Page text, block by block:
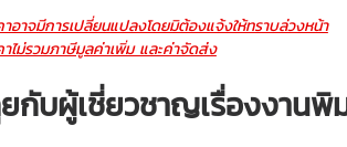
าอาจมีการเปลี่ยนแปลงโดยมิต้องแจ้งให้ทราบล่วงหน้า
าไม่รวมภาษีมูลค่าเพิ่ม และค่าจัดส่ง
บผู้เชี่ยวชาญเรื่องงานพิ